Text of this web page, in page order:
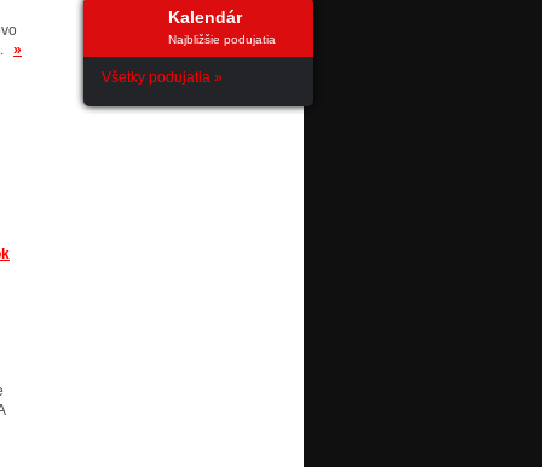
Kalendár
Najbližšie podujatia
Všetky podujatia »
»